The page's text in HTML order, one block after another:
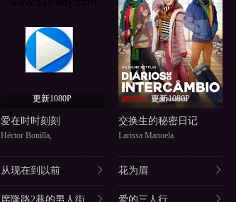
更新1080P
爱在时时刻刻
Héctor Bonilla,
更新1080P
交换生的秘密日记
Larissa Manoela
从现在到以前 花为眉
席隆路2巷的男人街 爱的三人行